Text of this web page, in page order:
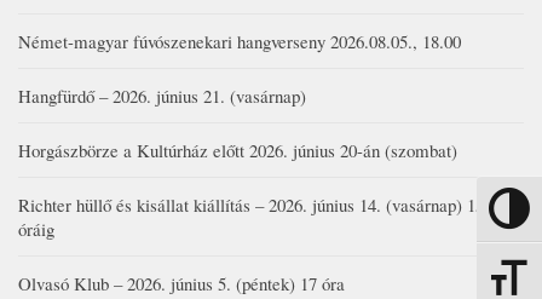
Nagy
Német-magyar fúvószenekari hangverseny 2026.08.05., 18.00
Hangfürdő – 2026. június 21. (vasárnap)
Horgászbörze a Kultúrház előtt 2026. június 20-án (szombat)
Richter hüllő és kisállat kiállítás – 2026. június 14. (vasárnap) 15-17
óráig
Olvasó Klub – 2026. június 5. (péntek) 17 óra